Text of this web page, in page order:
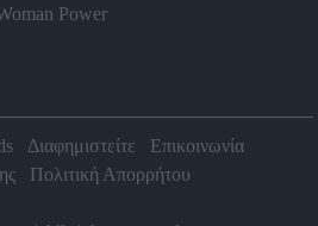
Power
Διαφημιστείτε
Επικοινωνία
Πολιτική Απορρήτου